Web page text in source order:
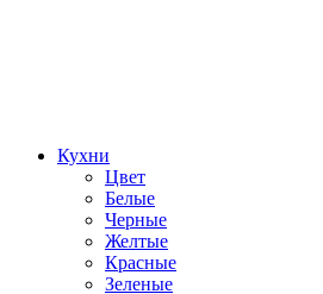
Кухни
Цвет
Белые
Черные
Желтые
Красные
Зеленые